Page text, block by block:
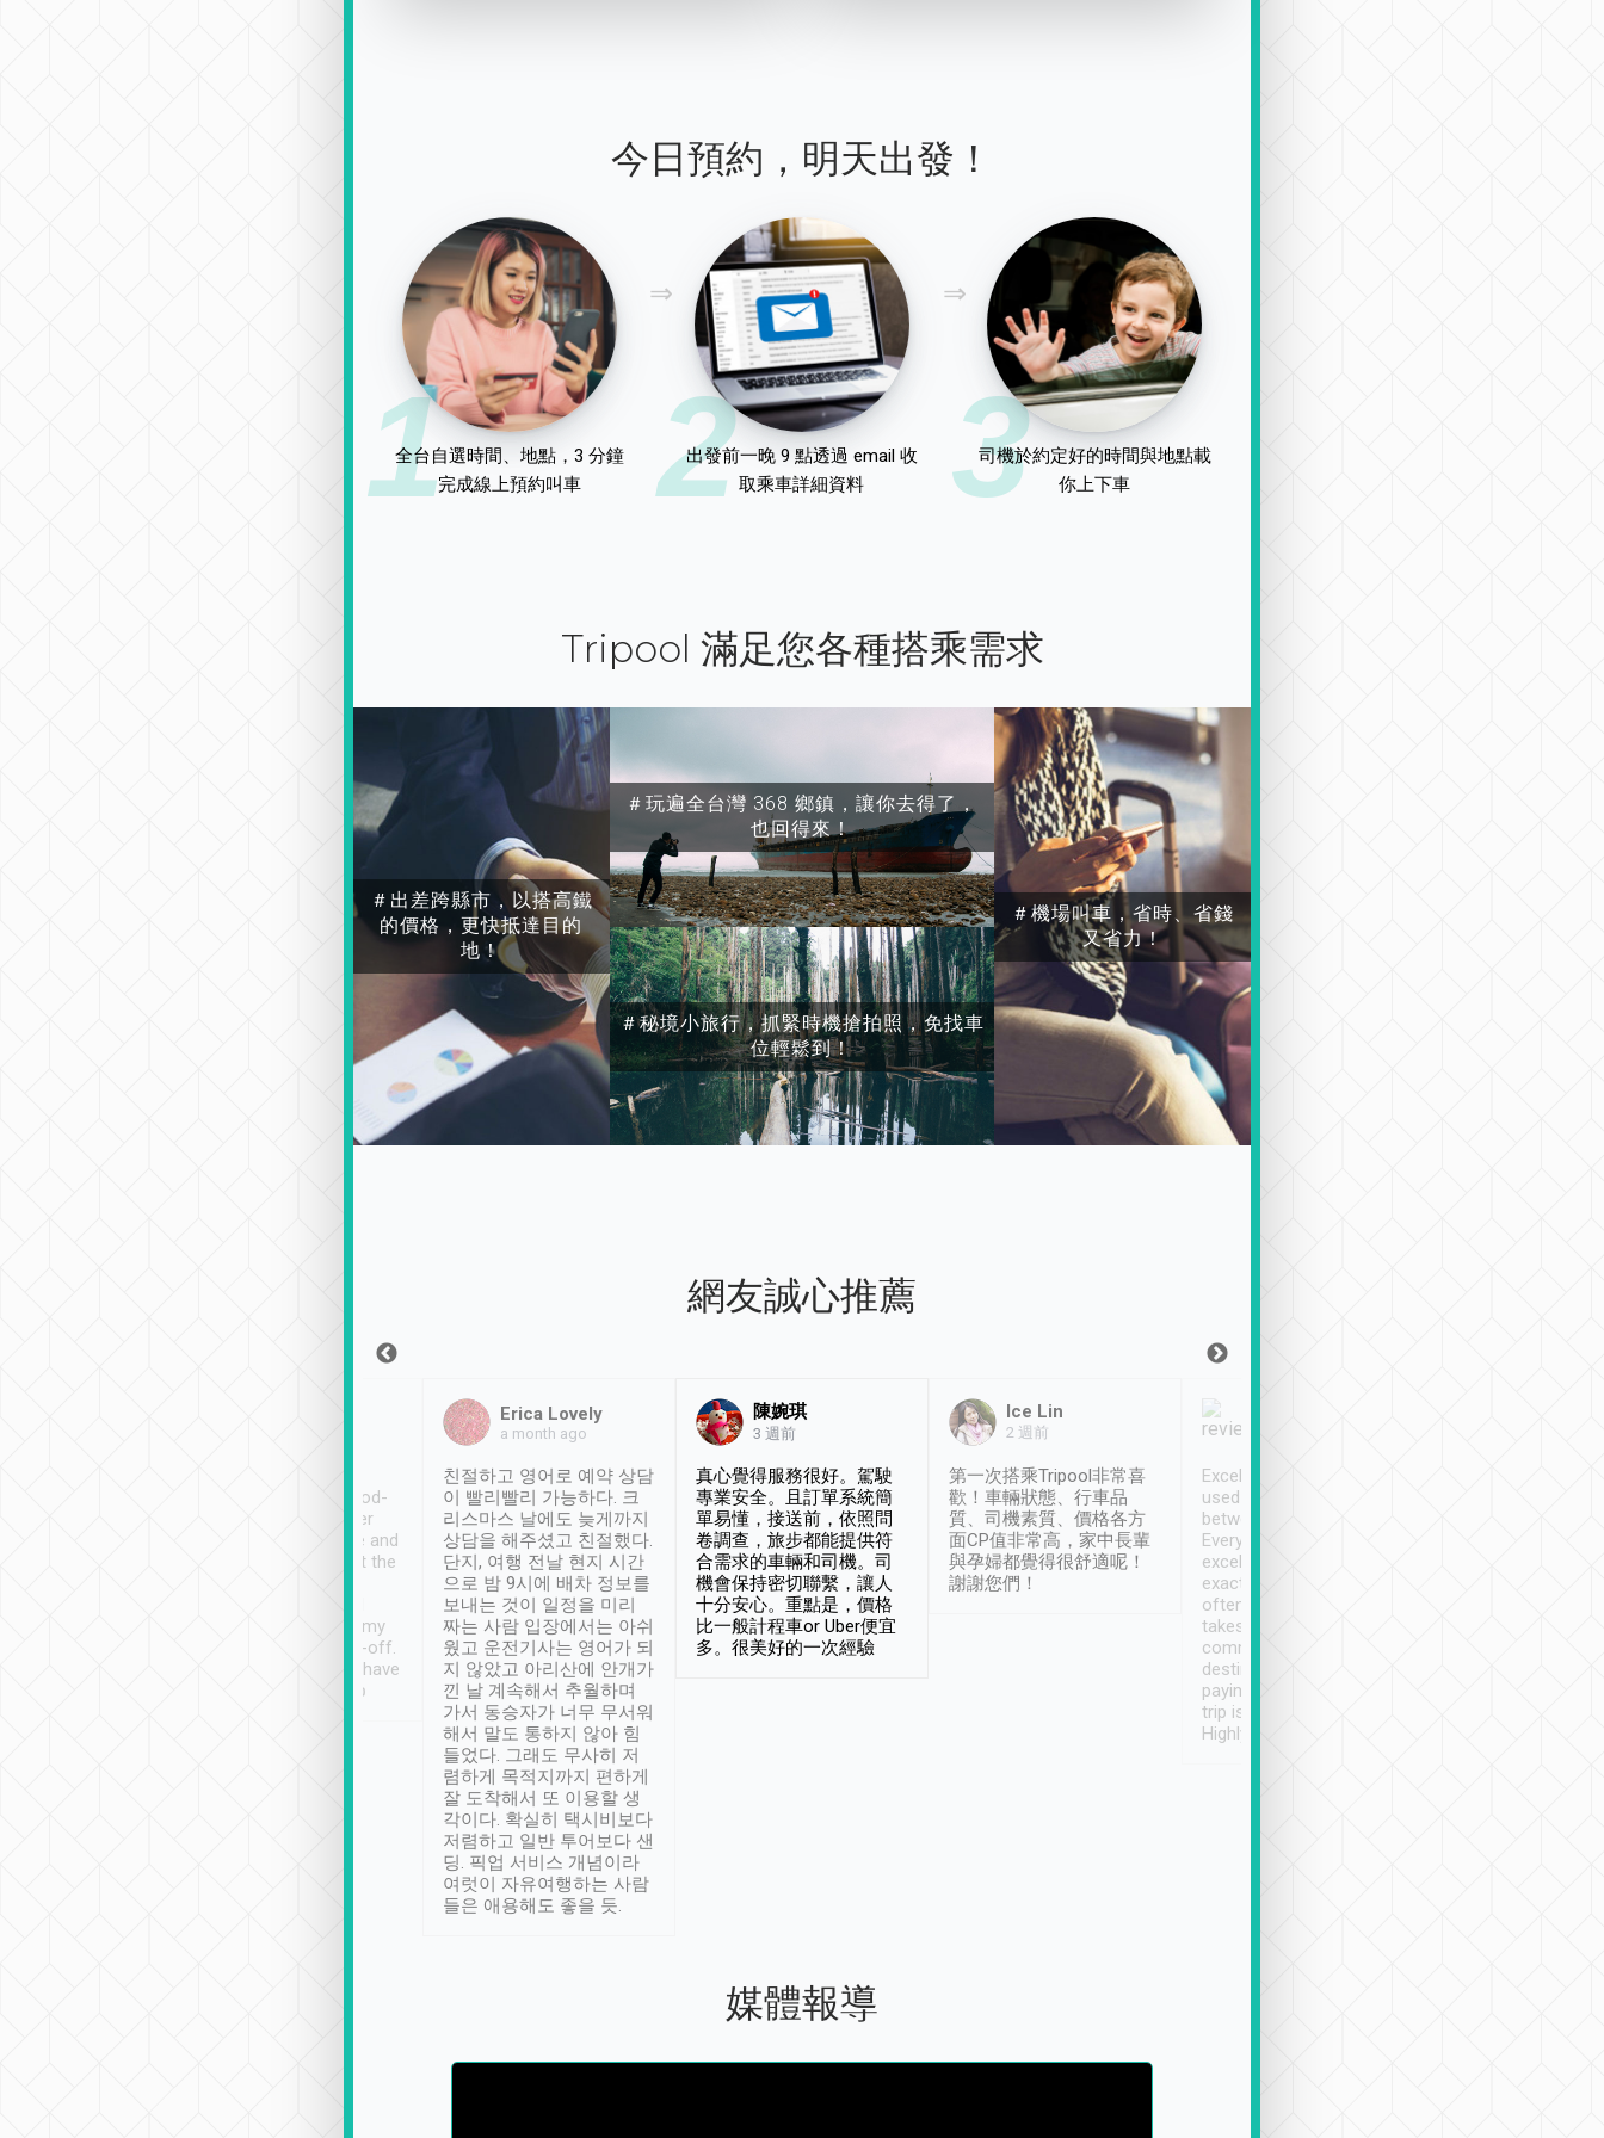
今日預約，明天出發！
1
全台自選時間、地點，3 分鐘
完成線上預約叫車
2
出發前一晚 9 點透過 email 收
取乘車詳細資料
3
司機於約定好的時間與地點載
你上下車
Tripool 滿足您各種搭乘需求
＃出差跨縣市，以搭高鐵
的價格，更快抵達目的
地！
＃玩遍全台灣 368 鄉鎮，讓你去得了，
也回得來！
＃秘境小旅行，抓緊時機搶拍照，免找車
位輕鬆到！
＃機場叫車，省時、省錢
又省力！
網友誠心推薦
service, vehicles in good-
condition and the driver
service was awesome and
thoughtful. Driver went the
have safely arrived at my
destination after drop-off.
Definitely something I have
not seen elsewhere 👍
Erica Lovely
a month ago
친절하고 영어로 예약 상담
이 빨리빨리 가능하다. 크
리스마스 날에도 늦게까지
상담을 해주셨고 친절했다.
단지, 여행 전날 현지 시간
으로 밤 9시에 배차 정보를
보내는 것이 일정을 미리
짜는 사람 입장에서는 아쉬
웠고 운전기사는 영어가 되
지 않았고 아리산에 안개가
낀 날 계속해서 추월하며
가서 동승자가 너무 무서워
해서 말도 통하지 않아 힘
들었다. 그래도 무사히 저
렴하게 목적지까지 편하게
잘 도착해서 또 이용할 생
각이다. 확실히 택시비보다
저렴하고 일반 투어보다 샌
딩. 픽업 서비스 개념이라
여럿이 자유여행하는 사람
들은 애용해도 좋을 듯.
陳婉琪
3 週前
真心覺得服務很好。駕駛
專業安全。且訂單系統簡
單易懂，接送前，依照問
卷調查，旅步都能提供符
合需求的車輛和司機。司
機會保持密切聯繫，讓人
十分安心。重點是，價格
比一般計程車or Uber便宜
多。很美好的一次經驗
Ice Lin
2 週前
第一次搭乘Tripool非常喜
歡！車輛狀態、行車品
質、司機素質、價格各方
面CP值非常高，家中長輩
與孕婦都覺得很舒適呢！
謝謝您們！
Excellent service. We have
used Tripool to travel
between cities in Taiwan.
Every driver has been
excellent and arrives
exactly on time. As there is
often limited English it
takes the difficulty out of
communicating the
destination details and
paying online prior to the
trip is very convenient.
Highly recommended
媒體報導